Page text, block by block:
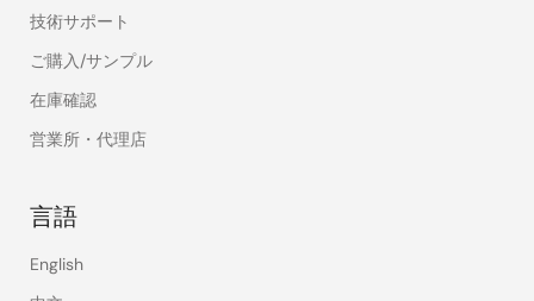
技術サポート
ご購入/サンプル
在庫確認
営業所・代理店
言語
English